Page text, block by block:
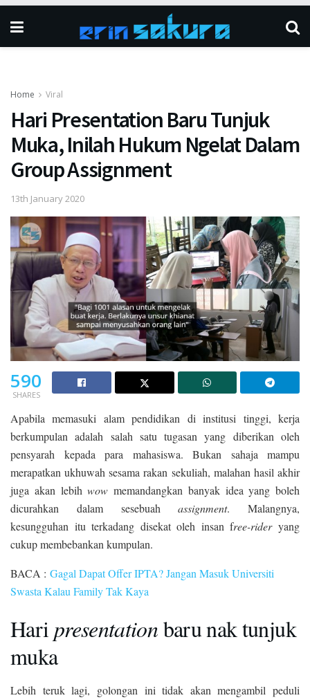
Home Viral
Hari Presentation Baru Tunjuk
Muka, Inilah Hukum Ngelat Dalam
Group Assignment
13th January 2020
590
SHARES
Apabila memasuki alam pendidikan di institusi tinggi, kerja
berkumpulan adalah salah satu tugasan yang diberikan oleh
pensyarah kepada para mahasiswa. Bukan sahaja mampu
merapatkan ukhuwah sesama rakan sekuliah, malahan hasil akhir
juga akan lebihwow memandangkan banyak idea yang boleh
dicurahkan dalam sesebuahassignment. Malangnya,
kesungguhan itu terkadang disekat oleh insan free-rideryang
cukup membebankan kumpulan.
BACA : Gagal Dapat Offer IPTA? Jangan Masuk Universiti
Swasta Kalau Family Tak Kaya
Haripresentationbaru nak tunjuk
muka
Lebih teruk lagi, golongan ini tidak akan mengambil peduli